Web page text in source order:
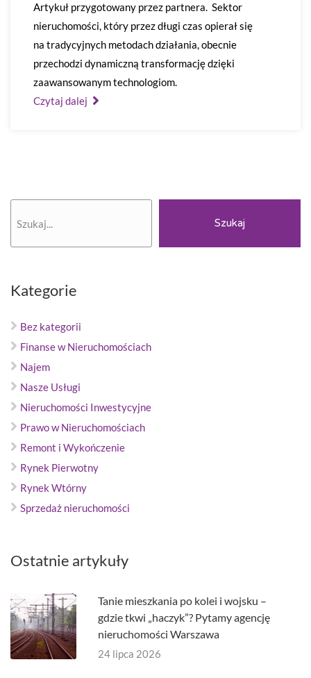
Artykuł przygotowany przez partnera. Sektor
nieruchomości, który przez długi czas opierał się
na tradycyjnych metodach działania, obecnie
przechodzi dynamiczną transformację dzięki
zaawansowanym technologiom.
Czytaj dalej
Szukaj
Kategorie
Bez kategorii
Finanse w Nieruchomościach
Najem
Nasze Usługi
Nieruchomości Inwestycyjne
Prawo w Nieruchomościach
Remont i Wykończenie
Rynek Pierwotny
Rynek Wtórny
Sprzedaż nieruchomości
Ostatnie artykuły
Tanie mieszkania po kolei i wojsku –
gdzie tkwi „haczyk”? Pytamy agencję
nieruchomości Warszawa
24 lipca 2026